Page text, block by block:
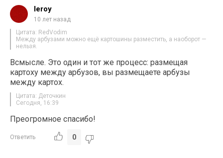
leroy
10 лет назад
Цитата: RedVodim
Между арбузами можно ещё картошины разместить, а наоборот —
нельзя.
Всмысле. Это один и тот же процесс: размещая
картоху между арбузов, вы размещаете арбузы
между картох.
Цитата: Деточкин
Сегодня, 16:39
Преогромное спасибо!
Ответить 0